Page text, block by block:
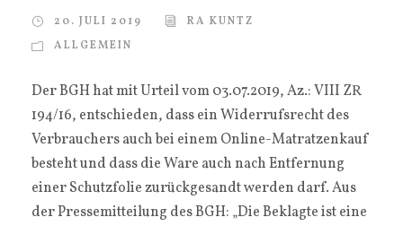
20. JULI 2019
RA KUNTZ
ALLGEMEIN
Der BGH hat mit Urteil vom 03.07.2019, Az.: VIII ZR
194/16, entschieden, dass ein Widerrufsrecht des
Verbrauchers auch bei einem Online-Matratzenkauf
besteht und dass die Ware auch nach Entfernung
einer Schutzfolie zurückgesandt werden darf. Aus
der Pressemitteilung des BGH: „Die Beklagte ist eine